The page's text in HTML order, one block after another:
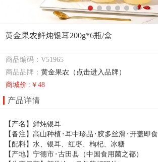
黄金果农鲜炖银耳200g*6瓶/盒
商品编码：V51965
商品品牌：黄金果农（点击进入品牌）
商城价 :￥48
产品详情
【产名】鲜炖银耳
【备注】高山种植·耳中珍品·胶多丝滑·开盖即食
【配料】水、银耳、红枣、枸杞、冰糖
【产地】宁德市·古田县（中国食用菌之都）